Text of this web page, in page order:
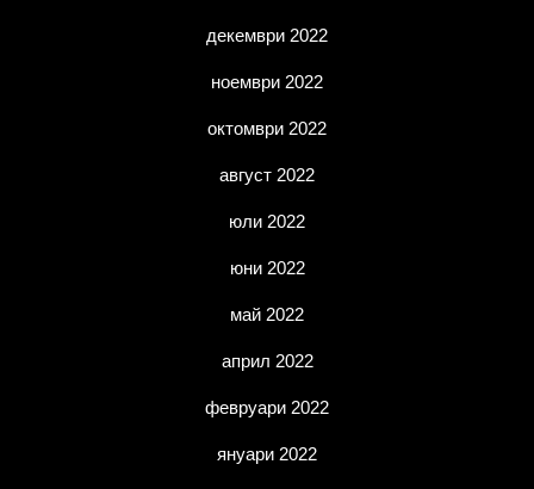
декември 2022
ноември 2022
октомври 2022
август 2022
юли 2022
юни 2022
май 2022
април 2022
февруари 2022
януари 2022